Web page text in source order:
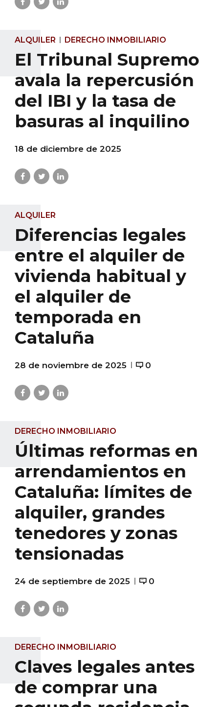
ALQUILER DERECHO INMOBILIARIO
El Tribunal Supremo
avala la repercusión
del IBI y la tasa de
basuras al inquilino
18 de diciembre de 2025
ALQUILER
Diferencias legales
entre el alquiler de
vivienda habitual y
el alquiler de
temporada en
Cataluña
28 de noviembre de 2025 0
DERECHO INMOBILIARIO
Últimas reformas en
arrendamientos en
Cataluña: límites de
alquiler, grandes
tenedores y zonas
tensionadas
24 de septiembre de 2025 0
DERECHO INMOBILIARIO
Claves legales antes
de comprar una